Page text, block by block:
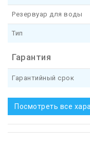
Резервуар для воды
Тип
Гарантия
Гарантийный срок
Посмотреть все